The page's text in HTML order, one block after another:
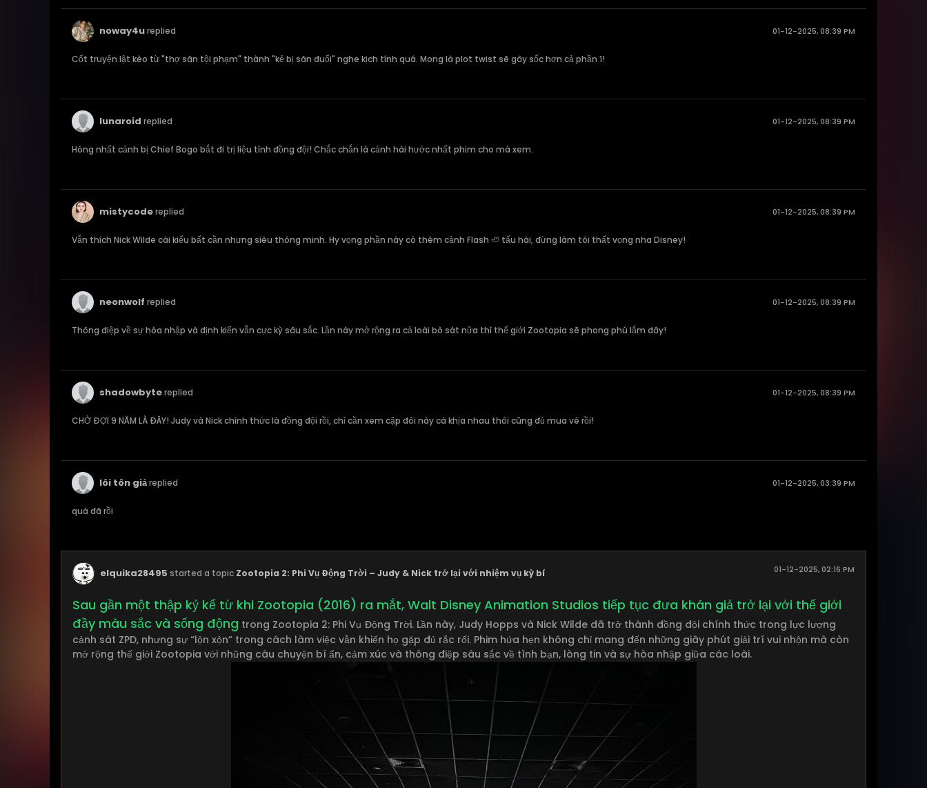
noway4ureplied 01-12-2025, 08:39 PM
Cốt truyện lật kèo từ "thợ săn tội phạm" thành "kẻ bị săn đuổi" nghe kịch tính quá. Mong là plot twist sẽ gây sốc hơn cả phần 1!
lunaroid replied 01-12-2025, 08:39 PM
Hóng nhất cảnh bị Chief Bogo bắt đi trị liệu tình đồng đội! Chắc chắn là cảnh hài hước nhất phim cho mà xem.
mistycodereplied 01-12-2025, 08:39 PM
Vẫn thích Nick Wilde cái kiểu bất cần nhưng siêu thông minh. Hy vọng phần này có thêm cảnh Flash 🦥 tấu hài, đừng làm tôi thất vọng nha Disney!
neonwolf replied 01-12-2025, 08:39 PM
Thông điệp về sự hòa nhập và định kiến vẫn cực kỳ sâu sắc. Lần này mở rộng ra cả loài bò sát nữa thì thế giới Zootopia sẽ phong phú lắm đây!
shadowbytereplied 01-12-2025, 08:39 PM
CHỜ ĐỢI 9 NĂM LÀ ĐÂY! Judy và Nick chính thức là đồng đội rồi, chỉ cần xem cặp đôi này cà khịa nhau thôi cũng đủ mua vé rồi!
lôi tôn giảreplied 01-12-2025, 03:39 PM
quá đã rồi
elquika28495 started a topic Zootopia 2: Phi Vụ Động Trời – Judy & Nick trở lại với nhiệm vụ kỳ bí 01-12-2025, 02:16 PM
Sau gần một thập kỷ kể từ khi Zootopia (2016) ra mắt, Walt Disney Animation Studios tiếp tục đưa khán giả trở lại với thế giới
đầy màu sắc và sống động trong Zootopia 2: Phi Vụ Động Trời. Lần này, Judy Hopps và Nick Wilde đã trở thành đồng đội chính thức trong lực lượng
cảnh sát ZPD, nhưng sự “lộn xộn” trong cách làm việc vẫn khiến họ gặp đủ rắc rối. Phim hứa hẹn không chỉ mang đến những giây phút giải trí vui nhộn mà còn
mở rộng thế giới Zootopia với những câu chuyện bí ẩn, cảm xúc và thông điệp sâu sắc về tình bạn, lòng tin và sự hòa nhập giữa các loài.